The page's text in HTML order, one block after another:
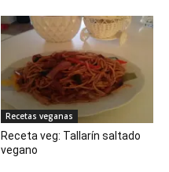
Recetas veganas
Receta veg: Tallarín saltado
vegano